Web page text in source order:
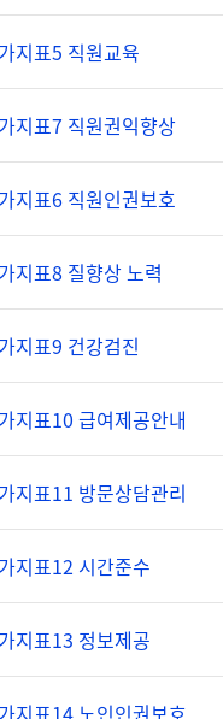
지표5 직원교육
지표7 직원권익향상
지표6 직원인권보호
지표8 질향상 노력
지표9 건강검진
지표10 급여제공안내
지표11 방문상담관리
지표12 시간준수
지표13 정보제공
지표14 노인인권보호